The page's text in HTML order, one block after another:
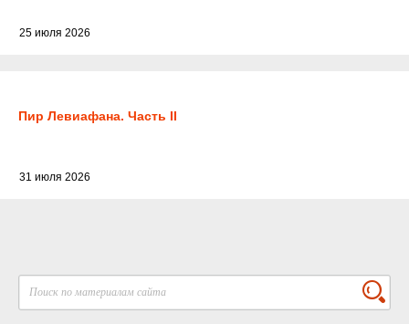
25 июля 2026
Пир Левиафана. Часть II
31 июля 2026